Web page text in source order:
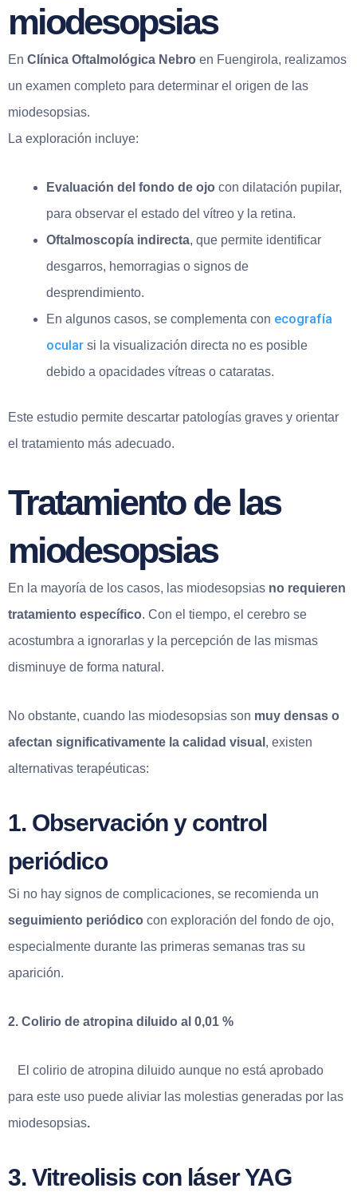
miodesopsias
En Clínica Oftalmológica Nebro en Fuengirola, realizamos
un examen completo para determinar el origen de las
miodesopsias.
La exploración incluye:
Evaluación del fondo de ojo con dilatación pupilar,
para observar el estado del vítreo y la retina.
Oftalmoscopía indirecta, que permite identificar
desgarros, hemorragias o signos de
desprendimiento.
En algunos casos, se complementa con ecografía
ocular si la visualización directa no es posible
debido a opacidades vítreas o cataratas.
Este estudio permite descartar patologías graves y orientar
el tratamiento más adecuado.
Tratamiento de las
miodesopsias
En la mayoría de los casos, las miodesopsias no requieren
tratamiento específico. Con el tiempo, el cerebro se
acostumbra a ignorarlas y la percepción de las mismas
disminuye de forma natural.
No obstante, cuando las miodesopsias son muy densas o
afectan significativamente la calidad visual , existen
alternativas terapéuticas:
1. Observación y control
periódico
Si no hay signos de complicaciones, se recomienda un
seguimiento periódico con exploración del fondo de ojo,
especialmente durante las primeras semanas tras su
aparición.
2. Colirio de atropina diluido al 0,01 %
El colirio de atropina diluido aunque no está aprobado
para este uso puede aliviar las molestias generadas por las
miodesopsias.
3. Vitreolisis con láser YAG